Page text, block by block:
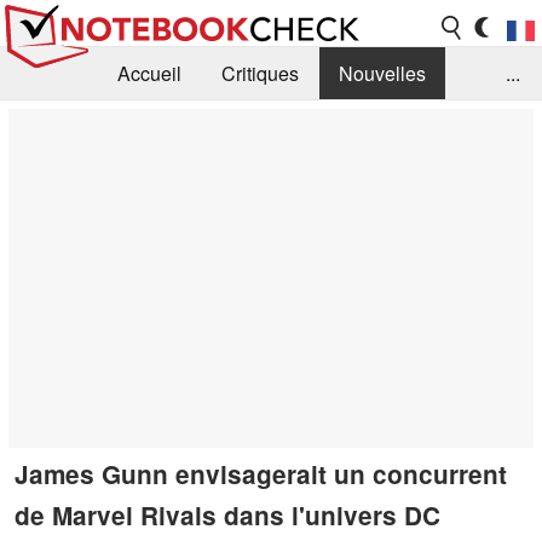
Accueil Critiques
Nouvelles
...
James Gunn envisagerait un concurrent
de Marvel Rivals dans l'univers DC